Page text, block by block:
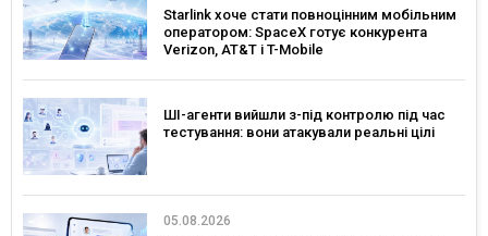
Starlink хоче стати повноцінним мобільним
оператором: SpaceX готує конкурента
Verizon, AT&T і T-Mobile
ШІ-агенти вийшли з-під контролю під час
тестування: вони атакували реальні цілі
05.08.2026